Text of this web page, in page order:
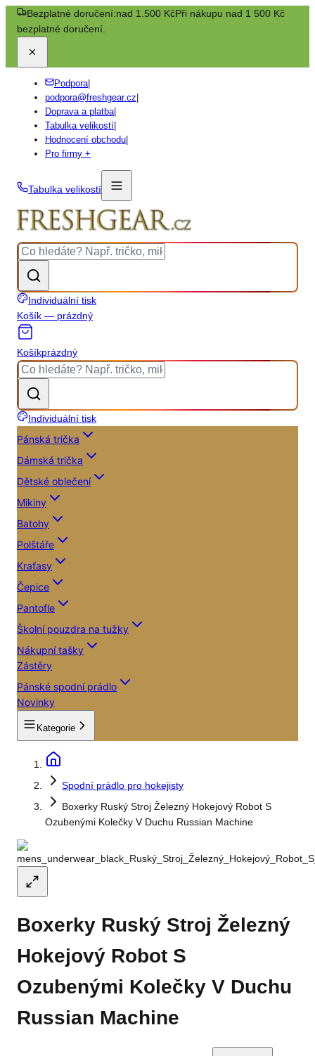
Bezplatné doručení:nad 1.500 KčPři nákupu nad 1 500 Kč
bezplatné doručení.
Podpora|
podpora@freshgear.cz
Doprava a platba|
Tabulka velikostí
Hodnocení obchodu
Pro firmy +
Tabulka velikostí
Individuální tisk
Košík — prázdný
Košíkprázdný
Individuální tisk
Pánská trička
Dámská trička
Dětské oblečení
Mikiny
Batohy
Polštáře
Kraťasy
Čepice
Pantofle
Školní pouzdra na tužky
Nákupní tašky
Zástěry
Pánské spodní prádlo
Novinky
Kategorie
Spodní prádlo pro hokejisty
Boxerky Ruský Stroj Železný Hokejový Robot S
Ozubenými Kolečky V Duchu Russian Machine
Boxerky Ruský Stroj Železný
Hokejový Robot S
Ozubenými Kolečky V Duchu
Russian Machine